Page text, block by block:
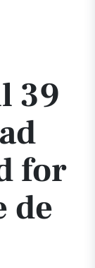
for kun 10 kr. - se
39
for
de